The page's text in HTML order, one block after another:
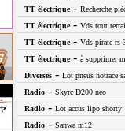
TT électrique- Recherche
TT électrique- Vds tout
TT électrique- Vds pirate rs
TT électrique- à supprimer
Diverses - Lot pneus hotrace
Radio - Skyrc D200 neo
Radio - Lot accus lipo shorty
Radio - Sanwa m12